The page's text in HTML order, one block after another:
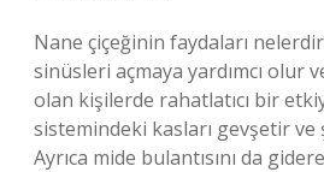
Nane çiçeğinin faydaları
sinüsleri açmaya yardımcı olur
olan kişilerde rahatlatıcı bir
sistemindeki kasları gevşetir
Ayrıca mide bulantısını da